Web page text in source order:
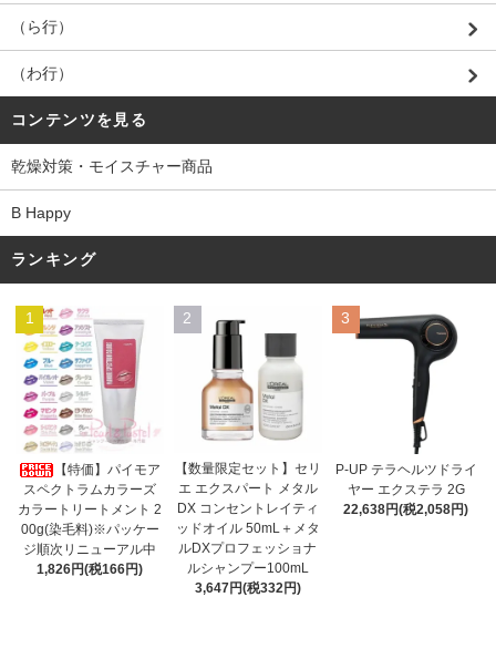
（ら行）
（わ行）
コンテンツを見る
乾燥対策・モイスチャー商品
B Happy
ランキング
1
【特価】パイモア
スペクトラムカラーズ
カラートリートメント 2
00g(染毛料)※パッケー
ジ順次リニューアル中
1,826円(税166円)
2
【数量限定セット】セリ
エ エクスパート メタル
DX コンセントレイティ
ッドオイル 50mL＋メタ
ルDXプロフェッショナ
ルシャンプー100mL
3,647円(税332円)
3
P-UP テラヘルツドライ
ヤー エクステラ 2G
22,638円(税2,058円)